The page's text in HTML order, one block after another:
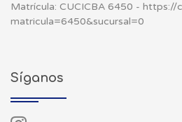
Matrícula: CUCICBA 6450 - https://
matricula=6450&sucursal=0
Síganos